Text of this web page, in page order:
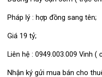
Pháp lý : hợp đồng sang tên;
Giá 19 tỷ;
Liên hệ : 0949.003.009 Vinh (
Nhận ký gửi mua bán cho